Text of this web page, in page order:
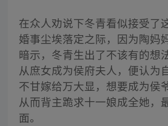
在众人劝说下冬青看似接受了
婚事尘埃落定之际，因为陶妈
暗示，冬青生出了不该有的想
从庶女成为侯府夫人，便认为
不甘嫁给万大显，想要成为侯
从而背主跪求十一娘成全她，
面。